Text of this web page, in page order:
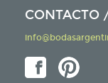
CONTACTO